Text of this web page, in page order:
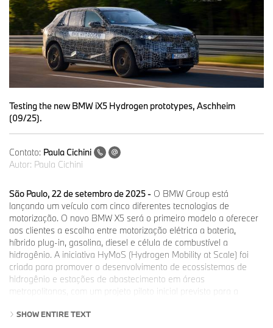
Testing the new BMW iX5 Hydrogen prototypes, Aschheim
(09/25).
Contato: Paula Cichini
Autor: Paula Cichini
São Paulo, 22 de setembro de 2025 - O BMW Group está
lançando um veículo com cinco diferentes tecnologias de
motorização. O novo BMW X5 será o primeiro modelo a oferecer
aos clientes a escolha entre motorização elétrica a bateria,
híbrido plug-in, gasolina, diesel e célula de combustível a
hidrogênio. A iniciativa HyMoS (Hydrogen Mobility at Scale) foi
criada para promover o desenvolvimento de ecossistemas de
hidrogênio e estações de abastecimento em áreas
metropolitanas, com um projeto piloto inicial previsto para a
SHOW ENTIRE TEXT